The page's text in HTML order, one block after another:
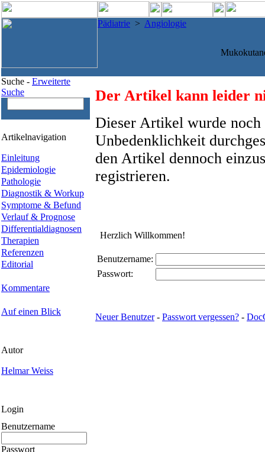
Pädiatrie > Angiologie
Suche - Erweiterte
Suche
Artikelnavigation
Einleitung
Epidemiologie
Pathologie
Diagnostik & Workup
Symptome & Befund
Verlauf & Prognose
Differentialdiagnosen
Therapien
Referenzen
Editorial
Kommentare
Auf einen Blick
Autor
Helmar Weiss
Login
Benutzername
Passwort
Der Artikel kann leider
Dieser Artikel wurde
Unbedenklichkeit
den Artikel dennoch
registrieren.
Herzlich Willkommen!
Benutzername:
Passwort:
Neuer Benutzer- Passwort vergessen? -